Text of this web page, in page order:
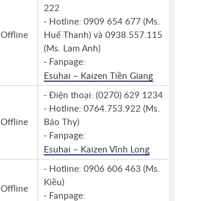
Offline
222
- Hotline: 0909 654 677 (Ms.
Huế Thanh) và 0938.557.115
(Ms. Lam Anh)
- Fanpage:
Esuhai – Kaizen Tiền Giang
Offline
- Điện thoại: (0270) 629 1234
- Hotline: 0764.753.922 (Ms.
Bảo Thy)
- Fanpage:
Esuhai – Kaizen Vĩnh Long
Offline
- Hotline: 0906 606 463 (Ms.
Kiều)
- Fanpage: